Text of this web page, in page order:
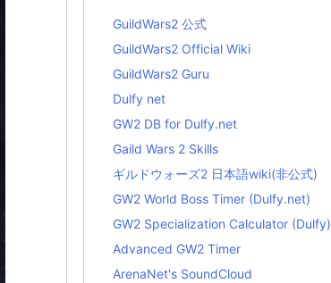
GuildWars2 公式
GuildWars2 Official Wiki
GuildWars2 Guru
Dulfy net
GW2 DB for Dulfy.net
Gaild Wars 2 Skills
ギルドウォーズ2 日本語wiki(非公式)
GW2 World Boss Timer (Dulfy.net)
GW2 Specialization Calculator (Dulfy)
Advanced GW2 Timer
ArenaNet's SoundCloud